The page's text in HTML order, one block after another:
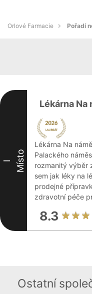
Orlové Farmacie Pořadí
I Místo
Lékárna Na
Lékárna Na
Palackého
rozmanitý výběr
sem jak léky na
prodejné
zdravotní péče
8.3
Ostatní